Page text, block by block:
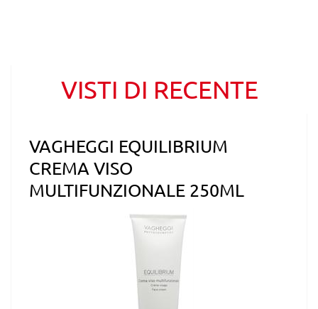
VISTI DI RECENTE
VAGHEGGI EQUILIBRIUM
CREMA VISO
MULTIFUNZIONALE 250ML